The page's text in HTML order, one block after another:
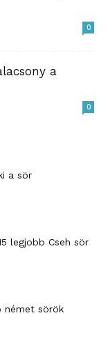
0
a
0
a sör
legjobb Cseh sör
német sörök